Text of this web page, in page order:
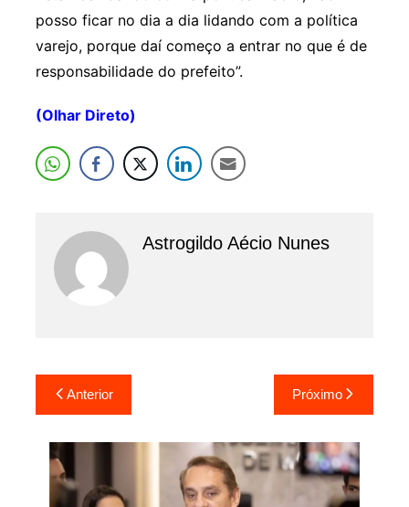
posso ficar no dia a dia lidando com a política
varejo, porque daí começo a entrar no que é de
responsabilidade do prefeito”.
(Olhar Direto)
Astrogildo Aécio Nunes
Navegação
de
Post
Anterior Próximo